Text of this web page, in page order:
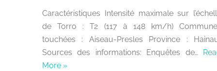
Caractéristiques Intensité maximale sur
de Torro : T2 (117 à 148 km/h)
touchées : Aiseau-Presles Province :
Sources des informations: Enquêtes de…
More »